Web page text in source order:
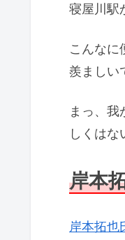
寝屋川駅
こんなに
羨ましい
まっ、我
しくはな
岸本
岸本拓也